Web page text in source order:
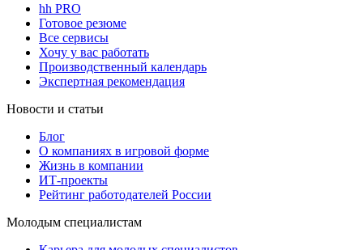
hh PRO
Готовое резюме
Все сервисы
Хочу у вас работать
Производственный календарь
Экспертная рекомендация
Новости и статьи
Блог
О компаниях в игровой форме
Жизнь в компании
ИТ-проекты
Рейтинг работодателей России
Молодым специалистам